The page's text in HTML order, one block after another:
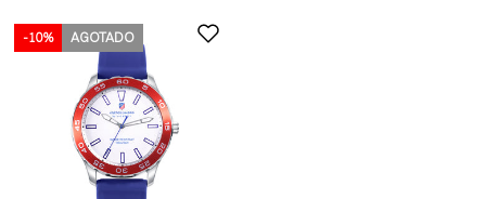
-10% AGOTADO